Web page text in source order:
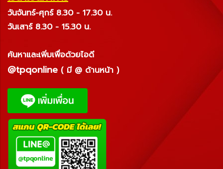
วันจันทร์-ศุกร์ 8.30 - 17.30 น.
วันเสาร์ 8.30 - 15.30 น.
ค้นหาและเพิ่มเพื่อด้วยไอดี
@tpqonline ( มี @ ด้านหน้า )